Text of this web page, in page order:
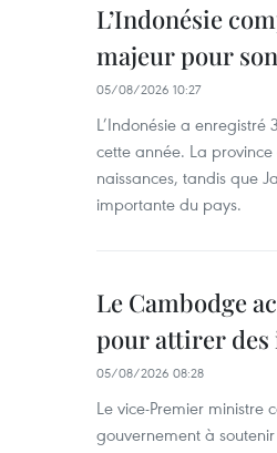
L’Indonésie
majeur pour
05/08/2026 10:27
L’Indonésie a
cette année. La
naissances, tandis que
importante du pays.
Le Cambodge
pour attirer des
05/08/2026 08:28
Le vice-Premier
gouvernement à